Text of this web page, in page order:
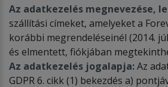
Az adatkezelés megnevezése,
szállítási címeket, amelyeket a
korábbi megrendeléseinél (2014.
és elmentett, fiókjában
Az adatkezelés jogalapja:Az
GDPR 6. cikk (1) bekezdés a)